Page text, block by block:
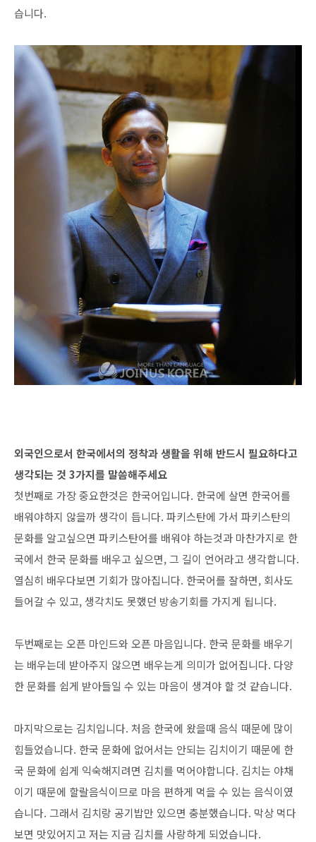
습니다.
외국인으로서 한국에서의 정착과 생활을 위해 반드시 필요하다고
생각되는 것 3가지를 말씀해주세요
첫번째로 가장 중요한것은 한국어입니다. 한국에 살면 한국어를
배워야하지 않을까 생각이 듭니다. 파키스탄에 가서 파키스탄의
문화를 알고싶으면 파키스탄어를 배워야 하는것과 마찬가지로 한
국에서 한국 문화를 배우고 싶으면, 그 길이 언어라고 생각합니다.
열심히 배우다보면 기회가 많아집니다. 한국어를 잘하면, 회사도
들어갈 수 있고, 생각치도 못했던 방송기회를 가지게 됩니다.
두번째로는 오픈 마인드와 오픈 마음입니다. 한국 문화를 배우기
는 배우는데 받아주지 않으면 배우는게 의미가 없어집니다. 다양
한 문화를 쉽게 받아들일 수 있는 마음이 생겨야 할 것 같습니다.
마지막으로는 김치입니다. 처음 한국에 왔을때 음식 때문에 많이
힘들었습니다. 한국 문화에 없어서는 안되는 김치이기 때문에 한
국 문화에 쉽게 익숙해지려면 김치를 먹어야합니다. 김치는 야채
이기 때문에 할랄음식이므로 마음 편하게 먹을 수 있는 음식이였
습니다. 그래서 김치랑 공기밥만 있으면 충분했습니다. 막상 먹다
보면 맛있어지고 저는 지금 김치를 사랑하게 되었습니다.